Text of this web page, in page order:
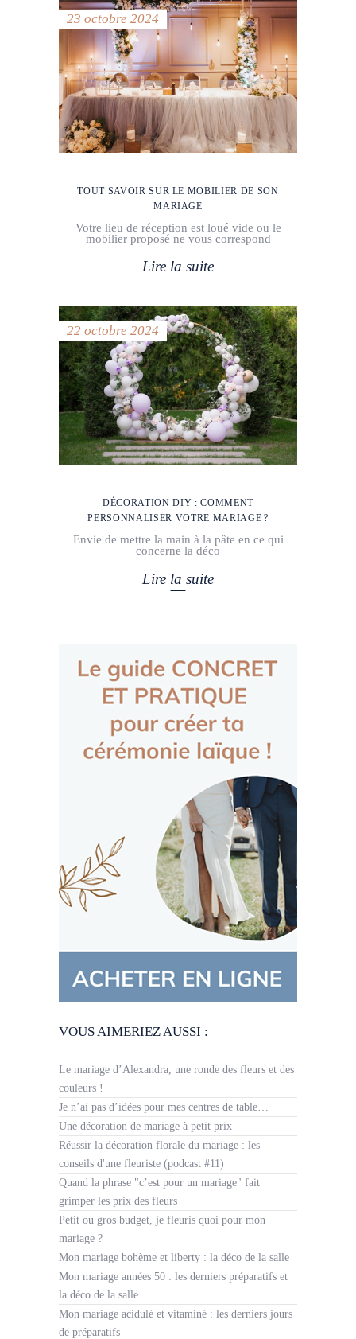
23 octobre 2024
TOUT SAVOIR SUR LE MOBILIER DE SON
MARIAGE
Votre lieu de réception est loué vide ou le
mobilier proposé ne vous correspond
Lire la suite
22 octobre 2024
DÉCORATION DIY : COMMENT
PERSONNALISER VOTRE MARIAGE ?
Envie de mettre la main à la pâte en ce qui
concerne la déco
Lire la suite
VOUS AIMERIEZ AUSSI :
Le mariage d’Alexandra, une ronde des fleurs et des
couleurs !
Je n’ai pas d’idées pour mes centres de table…
Une décoration de mariage à petit prix
Réussir la décoration florale du mariage : les
conseils d'une fleuriste (podcast #11)
Quand la phrase "c’est pour un mariage" fait
grimper les prix des fleurs
Petit ou gros budget, je fleuris quoi pour mon
mariage ?
Mon mariage bohème et liberty : la déco de la salle
Mon mariage années 50 : les derniers préparatifs et
la déco de la salle
Mon mariage acidulé et vitaminé : les derniers jours
de préparatifs